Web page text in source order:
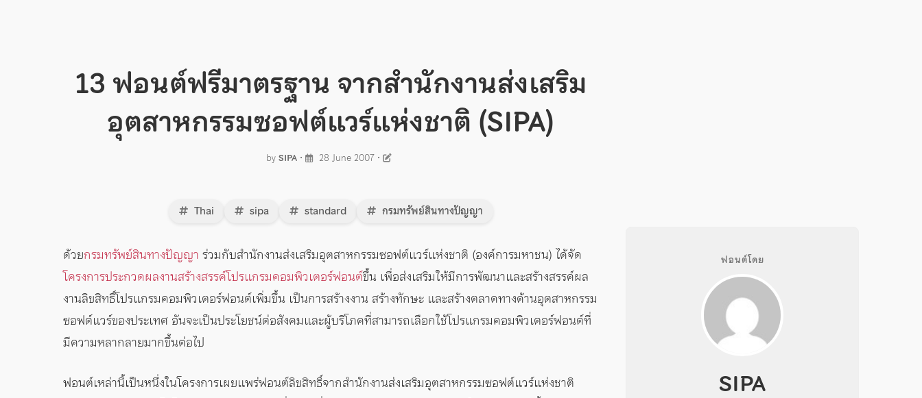
13 ฟอนต์ฟรีมาตรฐาน จากสำนักงานส่งเสริม
อุตสาหกรรมซอฟต์แวร์แห่งชาติ (SIPA)
bySIPA • 28 June 2007 •
Thai sipa standard กรมทรัพย์สินทางปัญญา
ด้วยกรมทรัพย์สินทางปัญญา ร่วมกับสำนักงานส่งเสริมอุตสาหกรรมซอฟต์แวร์แห่งชาติ (องค์การมหาชน) ได้จัด
โครงการประกวดผลงานสร้างสรรค์โปรแกรมคอมพิวเตอร์ฟอนต์ขึ้น เพื่อส่งเสริมให้มีการพัฒนาและสร้างสรรค์ผล
งานลิขสิทธิ์โปรแกรมคอมพิวเตอร์ฟอนต์เพิ่มขึ้น เป็นการสร้างงาน สร้างทักษะ และสร้างตลาดทางด้านอุตสาหกรรม
ซอฟต์แวร์ของประเทศ อันจะเป็นประโยชน์ต่อสังคมและผู้บริโภคที่สามารถเลือกใช้โปรแกรมคอมพิวเตอร์ฟอนต์ที่
มีความหลากลายมากขึ้นต่อไป
ฟอนต์เหล่านี้เป็นหนึ่งในโครงการเผยแพร่ฟอนต์ลิขสิทธิ์จากสำนักงานส่งเสริมอุตสาหกรรมซอฟต์แวร์แห่งชาติ
ฟอนต์โดย
SIPA